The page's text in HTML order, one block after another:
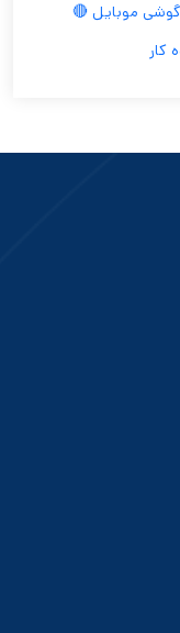
موبایل 🔴
کار